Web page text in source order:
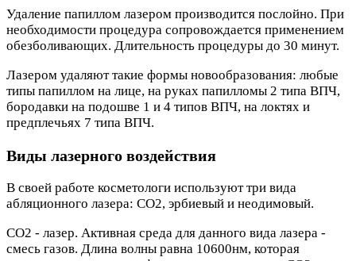
Удаление папиллом лазером производится послойно. При
необходимости процедура сопровождается применением
обезболивающих. Длительность процедуры до 30 минут.
Лазером удаляют такие формы новообразования: любые
типы папиллом на лице, на руках папилломы 2 типа ВПЧ,
бородавки на подошве 1 и 4 типов ВПЧ, на локтях и
предплечьях 7 типа ВПЧ.
Виды лазерного воздействия
В своей работе косметологи используют три вида
абляционного лазера: СО2, эрбиевый и неодимовый.
СО2 - лазер. Активная среда для данного вида лазера -
смесь газов. Длина волны равна 10600нм, которая